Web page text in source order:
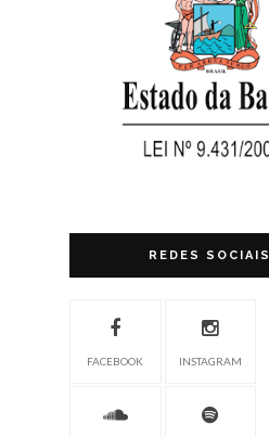
REDES SOCIAIS
FACEBOOK INSTAGRAM